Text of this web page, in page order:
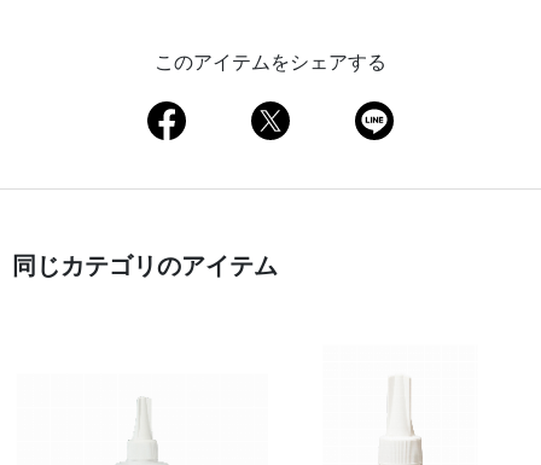
このアイテムをシェアする
同じカテゴリのアイテム